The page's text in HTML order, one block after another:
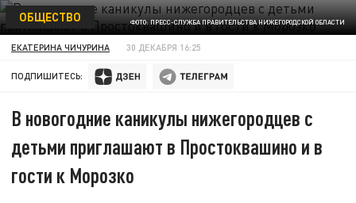
ФОТО: ПРЕСС-СЛУЖБА ПРАВИТЕЛЬСТВА НИЖЕГОРОДСКОЙ ОБЛАСТИ
ОБЩЕСТВО
ЕКАТЕРИНА ЧИЧУРИНА 30 ДЕКАБРЯ 16:25
ПОДПИШИТЕСЬ:
В новогодние каникулы нижегородцев с
детьми приглашают в Простоквашино и в
гости к Морозко